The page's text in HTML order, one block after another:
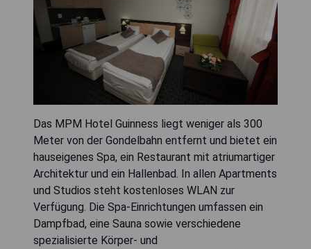
Das MPM Hotel Guinness liegt weniger als 300
Meter von der Gondelbahn entfernt und bietet ein
hauseigenes Spa, ein Restaurant mit atriumartiger
Architektur und ein Hallenbad. In allen Apartments
und Studios steht kostenloses WLAN zur
Verfügung. Die Spa-Einrichtungen umfassen ein
Dampfbad, eine Sauna sowie verschiedene
spezialisierte Körper- und